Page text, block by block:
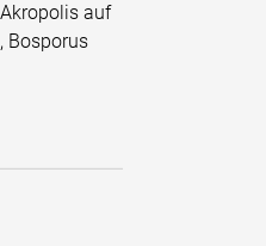
auf
Bosporus